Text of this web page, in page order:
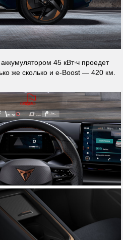
45 кВт∙ч проедет
же сколько и e-Boost — 420 км.